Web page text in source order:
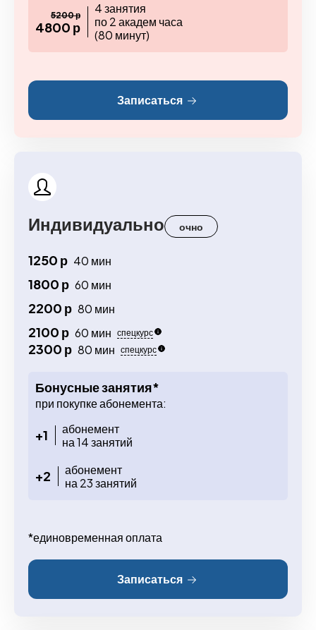
5200 р
4800 р
4 занятия
по 2 академ часа
(80 минут)
Записаться
Индивидуально очно
1250 р 40 мин
1800 р 60 мин
2200 р 80 мин
2100 р 60 мин спецкурс
2300 р 80 мин спецкурс
Бонусные занятия*
при покупке абонемента:
+1
абонемент
на 14 занятий
+2
абонемент
на 23 занятий
*единовременная оплата
Записаться